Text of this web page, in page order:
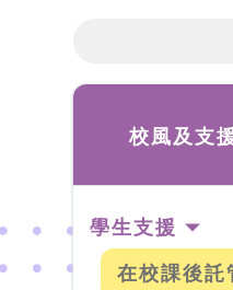
校風及支
學生支援
在校課後託